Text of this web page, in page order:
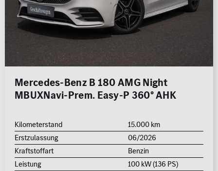
Mercedes-Benz B 180 AMG Night
MBUXNavi-Prem. Easy-P 360° AHK
Kilometerstand
15.000 km
Erstzulassung
06/2026
Kraftstoffart
Benzin
Leistung
100 kW (136 PS)